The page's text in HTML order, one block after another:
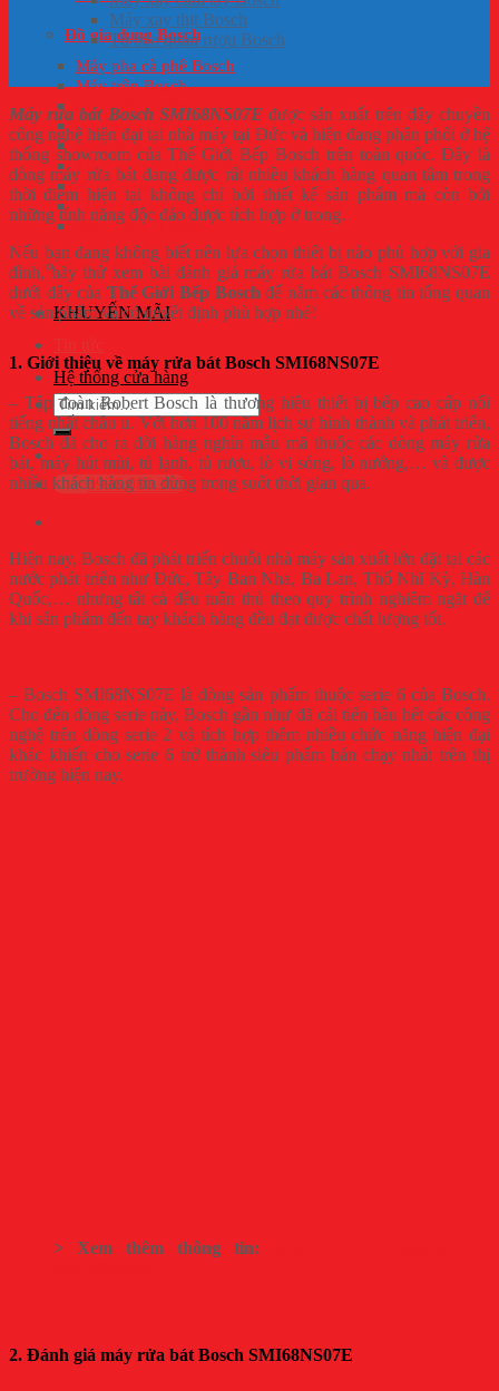
Đồ gia dụng Bosch
Máy pha cà phê Bosch
Máy trộn Bosch
Máy hút bụi Bosch
Bình siêu tốc Bosch
Máy ép trái cây Bosch
Máy xay cầm tay Bosch
Bàn là Bosch
Máy chế biến thực phẩm đa năng Bosch
Máy xay thịt Bosch
Khóa điện tử Bosch
KHUYẾN MÃI
Hệ thống cửa hàng
Tìm
kiếm:
0936.080.365
Máy xay thịt Bosch
Tủ bảo quản rượu Bosch
Máy rửa bát Bosch SMI68NS07E được sản xuất trên dây chuyền
công nghệ hiện đại tại nhà máy tại Đức và hiện đang phân phối ở hệ
thống showroom của Thế Giới Bếp Bosch trên toàn quốc. Đây là
dòng máy rửa bát đang được rất nhiều khách hàng quan tâm trong
thời điểm hiện tại không chỉ bởi thiết kế sản phẩm mà còn bởi
những tính năng độc đáo được tích hợp ở trong.
Nếu bạn đang không biết nên lựa chọn thiết bị nào phù hợp với gia
đình, hãy thử xem bài đánh giá máy rửa bát Bosch SMI68NS07E
dưới đây của Thế Giới Bếp Bosch để nắm các thông tin tổng quan
về sản phẩm và có quyết định phù hợp nhé!
1. Giới thiệu về máy rửa bát Bosch SMI68NS07E
– Tập đoàn Robert Bosch là thương hiệu thiết bị bếp cao cấp nổi
tiếng nhất châu u. Với hơn 100 năm lịch sự hình thành và phát triển,
Bosch đã cho ra đời hàng nghìn mẫu mã thuộc các dòng máy rửa
bát, máy hút mùi, tủ lạnh, tủ rượu, lò vi sóng, lò nướng,… và được
nhiều khách hàng tin dùng trong suốt thời gian qua.
Hiện nay, Bosch đã phát triển chuỗi nhà máy sản xuất lớn đặt tại các
nước phát triển như Đức, Tây Ban Nha, Ba Lan, Thổ Nhĩ Kỳ, Hàn
Quốc,… nhưng tất cả đều tuân thủ theo quy trình nghiêm ngặt để
khi sản phẩm đến tay khách hàng đều đạt được chất lượng tốt.
– Bosch SMI68NS07E là dòng sản phẩm thuộc serie 6 của Bosch.
Cho đến dòng serie này, Bosch gần như đã cải tiến hầu hết các công
nghệ trên dòng serie 2 và tích hợp thêm nhiều chức năng hiện đại
khác khiến cho serie 6 trở thành siêu phẩm bán chạy nhất trên thị
trường hiện nay.
> Xem thêm thông tin:
2. Đánh giá máy rửa bát Bosch SMI68NS07E